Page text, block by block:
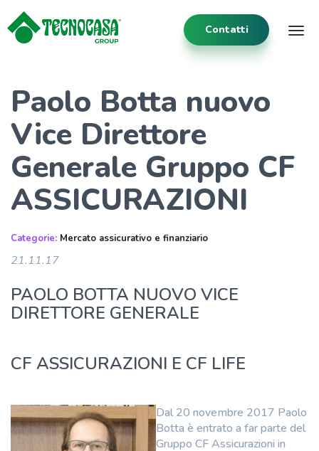
Contatti
Paolo Botta nuovo
Vice Direttore
Generale Gruppo CF
ASSICURAZIONI
Categorie: Mercato assicurativo e finanziario
21.11.17
PAOLO BOTTA NUOVO VICE
DIRETTORE GENERALE
CF ASSICURAZIONI E CF LIFE
Dal 20 novembre 2017 Paolo
Botta è entrato a far parte del
Gruppo CF Assicurazioni in